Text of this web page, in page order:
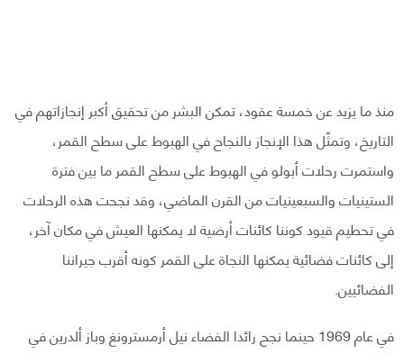
منذ ما يزيد عن خمسة عقود، تمكن البشر من تحقيق أكبر إنجازاتهم في
التاريخ، وتمثّل هذا الإنجاز بالنجاح في الهبوط على سطح القمر،
واستمرت رحلات أبولو في الهبوط على سطح القمر ما بين فترة
الستينيات والسبعينيات من القرن الماضي، وقد نجحت هذه الرحلات
في تحطيم قيود كوننا كائنات أرضية لا يمكنها العيش في مكان آخر،
إلى كائنات فضائية يمكنها النجاة على القمر كونه أقرب جيراننا
الفضائيين.
في عام 1969 حينما نجح رائدا الفضاء نيل أرمسترونغ وباز ألدرين في